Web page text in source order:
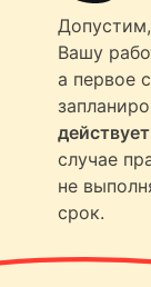
Вашу
а первое
случае
не
срок.